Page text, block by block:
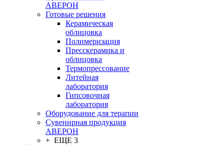
АВЕРОН
Готовые решения
Керамическая
облицовка
Полимеризация
Пресскерамика и
облицовка
Термопрессование
Литейная
лаборатория
Гипсовочная
лаборатория
Оборудование для терапии
Сувенирная продукция
АВЕРОН
+ ЕЩЕ 3